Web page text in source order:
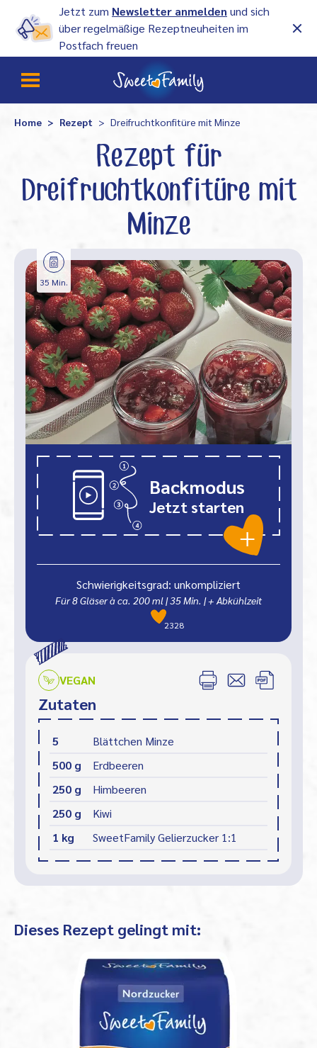
Jetzt zum Newsletter anmelden und sich
über regelmäßige Rezeptneuheiten im
Postfach freuen
Home Rezept Dreifruchtkonfitüre mit Minze
Rezept für
Dreifruchtkonfitüre mit
Minze
Backmodus
Jetzt starten
35 Min.
Schwierigkeitsgrad: unkompliziert
Für 8 Gläser à ca. 200 ml |35 Min. | + Abkühlzeit
2328
VEGAN
Zutaten
5
Blättchen Minze
500 g
Erdbeeren
250 g
Himbeeren
250 g
Kiwi
1 kg
SweetFamily Gelierzucker 1:1
Dieses Rezept gelingt mit: